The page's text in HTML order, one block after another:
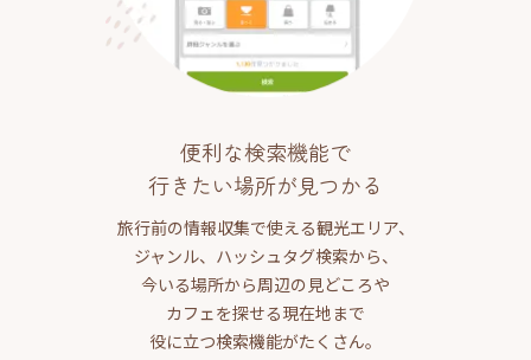
便利な検索機能で
行きたい場所が見つかる
旅行前の情報収集で使える観光エリア、
ジャンル、ハッシュタグ検索から、
今いる場所から周辺の見どころや
カフェを探せる現在地まで
役に立つ検索機能がたくさん。